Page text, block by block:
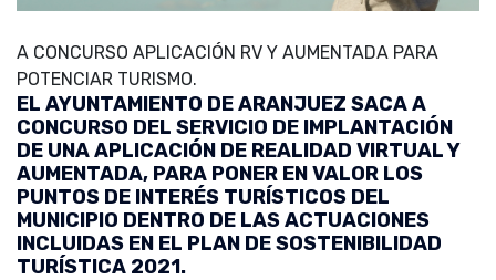
A CONCURSO APLICACIÓN RV Y AUMENTADA PARA
POTENCIAR TURISMO.
EL AYUNTAMIENTO DE ARANJUEZ SACA A
CONCURSO DEL SERVICIO DE IMPLANTACIÓN
DE UNA APLICACIÓN DE REALIDAD VIRTUAL Y
AUMENTADA, PARA PONER EN VALOR LOS
PUNTOS DE INTERÉS TURÍSTICOS DEL
MUNICIPIO DENTRO DE LAS ACTUACIONES
INCLUIDAS EN EL PLAN DE SOSTENIBILIDAD
TURÍSTICA 2021.